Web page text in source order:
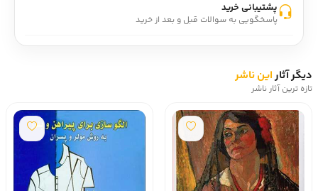
پشتیبانی خرید
پاسخگویی به سوالات قبل و بعد از خرید
دیگر آثاراین ناشر
تازه ترین آثار ناشر